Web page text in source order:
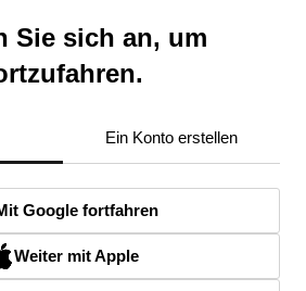
Sie sich an, um
Ein Konto erstellen
Google fortfahren
Weiter mit Apple